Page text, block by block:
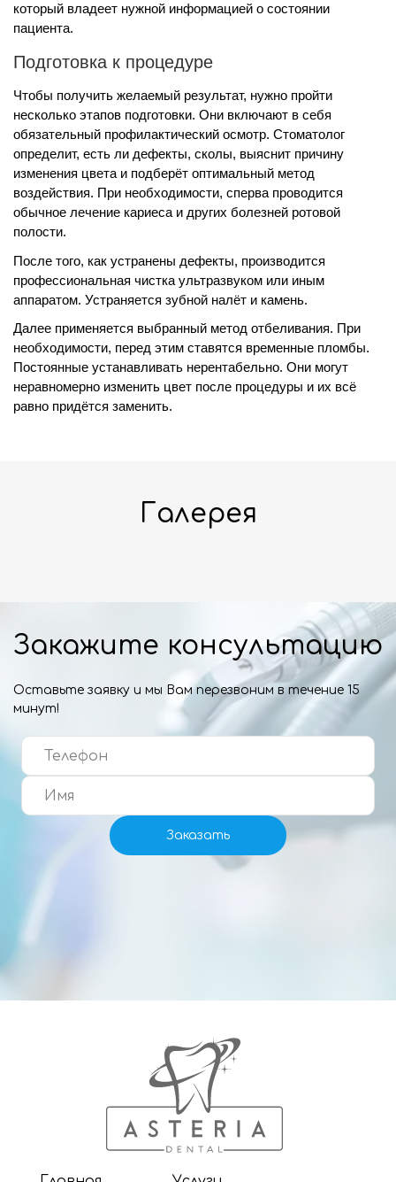
который владеет нужной информацией о состоянии
пациента.
Подготовка к процедуре
Чтобы получить желаемый результат, нужно пройти
несколько этапов подготовки. Они включают в себя
обязательный профилактический осмотр. Стоматолог
определит, есть ли дефекты, сколы, выяснит причину
изменения цвета и подберёт оптимальный метод
воздействия. При необходимости, сперва проводится
обычное лечение кариеса и других болезней ротовой
полости.
После того, как устранены дефекты, производится
профессиональная чистка ультразвуком или иным
аппаратом. Устраняется зубной налёт и камень.
Далее применяется выбранный метод отбеливания. При
необходимости, перед этим ставятся временные пломбы.
Постоянные устанавливать нерентабельно. Они могут
неравномерно изменить цвет после процедуры и их всё
равно придётся заменить.
Галерея
Закажите консультацию
Оставьте заявку и мы Вам перезвоним в течение 15
минут!
Заказать